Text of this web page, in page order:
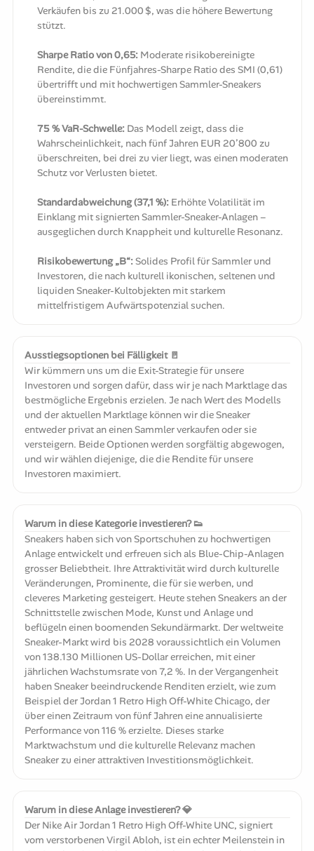
Verkäufen bis zu 21.000 $, was die höhere Bewertung
stützt.
Sharpe Ratio von 0,65: Moderate risikobereinigte
Rendite, die die Fünfjahres-Sharpe Ratio des SMI (0,61)
übertrifft und mit hochwertigen Sammler-Sneakers
übereinstimmt.
75 % VaR-Schwelle: Das Modell zeigt, dass die
Wahrscheinlichkeit, nach fünf Jahren EUR 20’800 zu
überschreiten, bei drei zu vier liegt, was einen moderaten
Schutz vor Verlusten bietet.
Standardabweichung (37,1 %): Erhöhte Volatilität im
Einklang mit signierten Sammler-Sneaker-Anlagen –
ausgeglichen durch Knappheit und kulturelle Resonanz.
Risikobewertung „B“: Solides Profil für Sammler und
Investoren, die nach kulturell ikonischen, seltenen und
liquiden Sneaker-Kultobjekten mit starkem
mittelfristigem Aufwärtspotenzial suchen.
Ausstiegsoptionen bei Fälligkeit 🚪
Wir kümmern uns um die Exit-Strategie für unsere
Investoren und sorgen dafür, dass wir je nach Marktlage das
bestmögliche Ergebnis erzielen. Je nach Wert des Modells
und der aktuellen Marktlage können wir die Sneaker
entweder privat an einen Sammler verkaufen oder sie
versteigern. Beide Optionen werden sorgfältig abgewogen,
und wir wählen diejenige, die die Rendite für unsere
Investoren maximiert.
Warum in diese Kategorie investieren? 👟
Sneakers haben sich von Sportschuhen zu hochwertigen
Anlage entwickelt und erfreuen sich als Blue-Chip-Anlagen
grosser Beliebtheit. Ihre Attraktivität wird durch kulturelle
Veränderungen, Prominente, die für sie werben, und
cleveres Marketing gesteigert. Heute stehen Sneakers an der
Schnittstelle zwischen Mode, Kunst und Anlage und
beflügeln einen boomenden Sekundärmarkt. Der weltweite
Sneaker-Markt wird bis 2028 voraussichtlich ein Volumen
von 138.130 Millionen US-Dollar erreichen, mit einer
jährlichen Wachstumsrate von 7,2 %. In der Vergangenheit
haben Sneaker beeindruckende Renditen erzielt, wie zum
Beispiel der Jordan 1 Retro High Off-White Chicago, der
über einen Zeitraum von fünf Jahren eine annualisierte
Performance von 116 % erzielte. Dieses starke
Marktwachstum und die kulturelle Relevanz machen
Sneaker zu einer attraktiven Investitionsmöglichkeit.
Warum in diese Anlage investieren? 💎
Der Nike Air Jordan 1 Retro High Off-White UNC, signiert
vom verstorbenen Virgil Abloh, ist ein echter Meilenstein in